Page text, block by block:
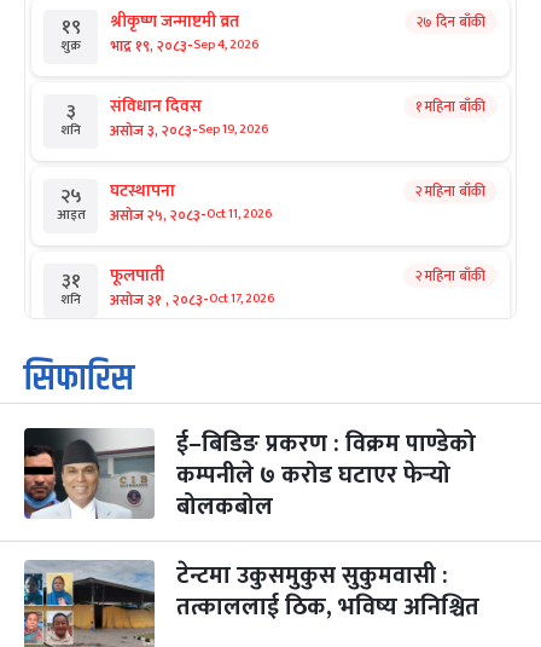
१९
शुक्र
श्रीकृष्ण जन्माष्टमी व्रत
भाद्र १९, २०८३-Sep 4, 2026
२७ दिन बाँकी
३
शनि
संविधान दिवस
असोज ३, २०८३-Sep 19, 2026
१ महिना बाँकी
२५
आइत
घटस्थापना
असोज २५, २०८३-Oct 11, 2026
२ महिना बाँकी
३१
शनि
फूलपाती
असोज ३१ , २०८३-Oct 17, 2026
२ महिना बाँकी
१
आइत
कार्तिक सङ्क्रान्ति
कार्तिक १, २०८३
३
मंगल
महानवमी
कार्तिक ३, २०८३-Oct 20, 2026
२ महिना बाँकी
४
५
बिहि
पापा‌ङ्कुशा एकादशी व्रत
कार्तिक ५, २०८३
२ महिना बाँकी
सिफारिस
ई–बिडिङ प्रकरण : विक्रम पाण्डेको
कम्पनीले ७ करोड घटाएर फेर्‍यो
बोलकबोल
टेन्टमा उकुसमुकुस सुकुमवासी :
तत्काललाई ठिक, भविष्य अनिश्चित